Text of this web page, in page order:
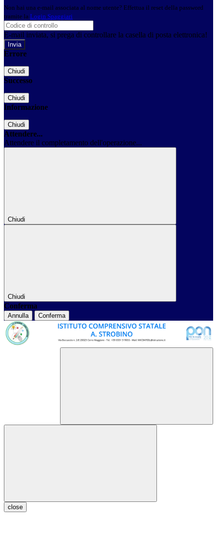
Non hai una e-mail associata al nome utente? Effettua il reset della password
tramite la Login Spaggiari
E-mail inviata, si prega di controllare la casella di posta elettronica!
Errore
Chiudi
Successo
Chiudi
Informazione
Chiudi
Attendere...
Attendere il completamento dell'operazione...
Chiudi
Chiudi
Conferma
Annulla Conferma
close